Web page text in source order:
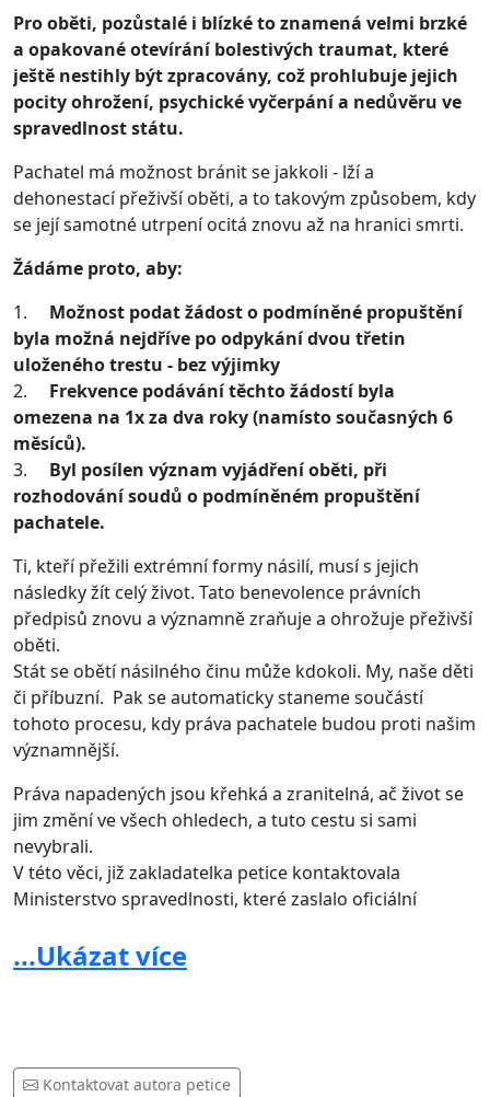
Pro oběti, pozůstalé i blízké to znamená velmi brzké
a opakované otevírání bolestivých traumat, které
ještě nestihly být zpracovány, což prohlubuje jejich
pocity ohrožení, psychické vyčerpání a nedůvěru ve
spravedlnost státu.
Pachatel má možnost bránit se jakkoli - lží a
dehonestací přeživší oběti, a to takovým způsobem, kdy
se její samotné utrpení ocitá znovu až na hranici smrti.
Žádáme proto, aby:
1. Možnost podat žádost o podmíněné propuštění
byla možná nejdříve po odpykání dvou třetin
uloženého trestu - bez výjimky
2. Frekvence podávání těchto žádostí byla
omezena na 1x za dva roky (namísto současných 6
měsíců).
3. Byl posílen význam vyjádření oběti, při
rozhodování soudů o podmíněném propuštění
pachatele.
Ti, kteří přežili extrémní formy násilí, musí s jejich
následky žít celý život. Tato benevolence právních
předpisů znovu a významně zraňuje a ohrožuje přeživší
oběti.
Stát se obětí násilného činu může kdokoli. My, naše děti
či příbuzní. Pak se automaticky staneme součástí
tohoto procesu, kdy práva pachatele budou proti našim
významnější.
Práva napadených jsou křehká a zranitelná, ač život se
jim změní ve všech ohledech, a tuto cestu si sami
nevybrali.
V této věci, již zakladatelka petice kontaktovala
Ministerstvo spravedlnosti, které zaslalo oficiální
pracovní skupinou.
...Ukázat více
Kontaktovat autora petice